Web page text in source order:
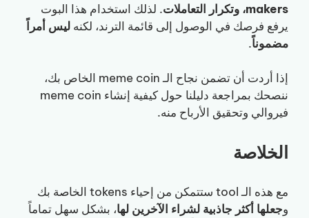
makers، وتكرار التعاملات
. لذلك استخدام هذا البوت
يرفع فرصك في الوصول إلى قائمة الترند، لكنه ليس أمراً
مضموناً.
إذا أردت أن تضمن نجاح الـ meme coin الخاص بك،
ننصحك بمراجعة دليلنا حول كيفية إنشاء meme coin
فيروالي وتحقيق الأرباح منه.
الخلاصة
مع هذه الـ tool ستتمكن من إحياء tokens الخاصة بك
وجعلها أكثر جاذبية لشراء الآخرين لها، بشكل سهل تماماً